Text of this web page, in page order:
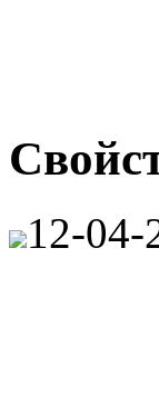
12-04-